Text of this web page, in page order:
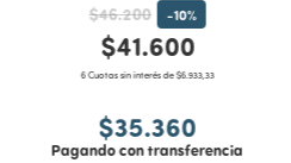
$46.200 -10%
$41.600
6 Cuotas sin interés de $6.933,33
$35.360
Pagando con transferencia